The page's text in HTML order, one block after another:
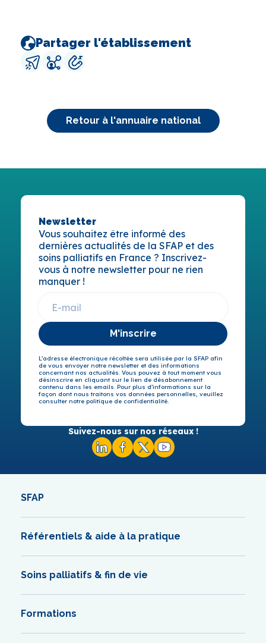
Partager l'établissement
Retour à l'annuaire national
Newsletter
Vous souhaitez être informé des
dernières actualités de la SFAP et des
soins palliatifs en France ? Inscrivez-
vous à notre newsletter pour ne rien
manquer !
M'inscrire
L’adresse électronique récoltée sera utilisée par la SFAP afin
de vous envoyer notre newsletter et des informations
concernant nos actualités. Vous pouvez à tout moment vous
désinscrire en cliquant sur le lien de désabonnement
contenu dans les emails. Pour plus d’informations sur la
façon dont nous traitons vos données personnelles, veuillez
consulter notre politique de confidentialité.
Suivez-nous sur nos réseaux !
SFAP
Référentiels & aide à la pratique
Soins palliatifs & fin de vie
Formations